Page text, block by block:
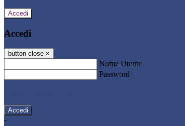
Accedi
Accedi
button close ×
Nome Utente
Password
-